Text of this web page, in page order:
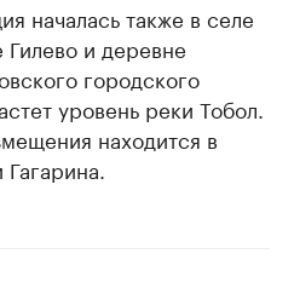
началась также в селе
и деревне
городского
уровень реки Тобол.
находится в